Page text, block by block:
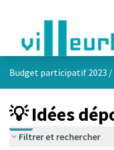
Budget participatif 2023 /
💡 Idées
Filtrer et rechercher